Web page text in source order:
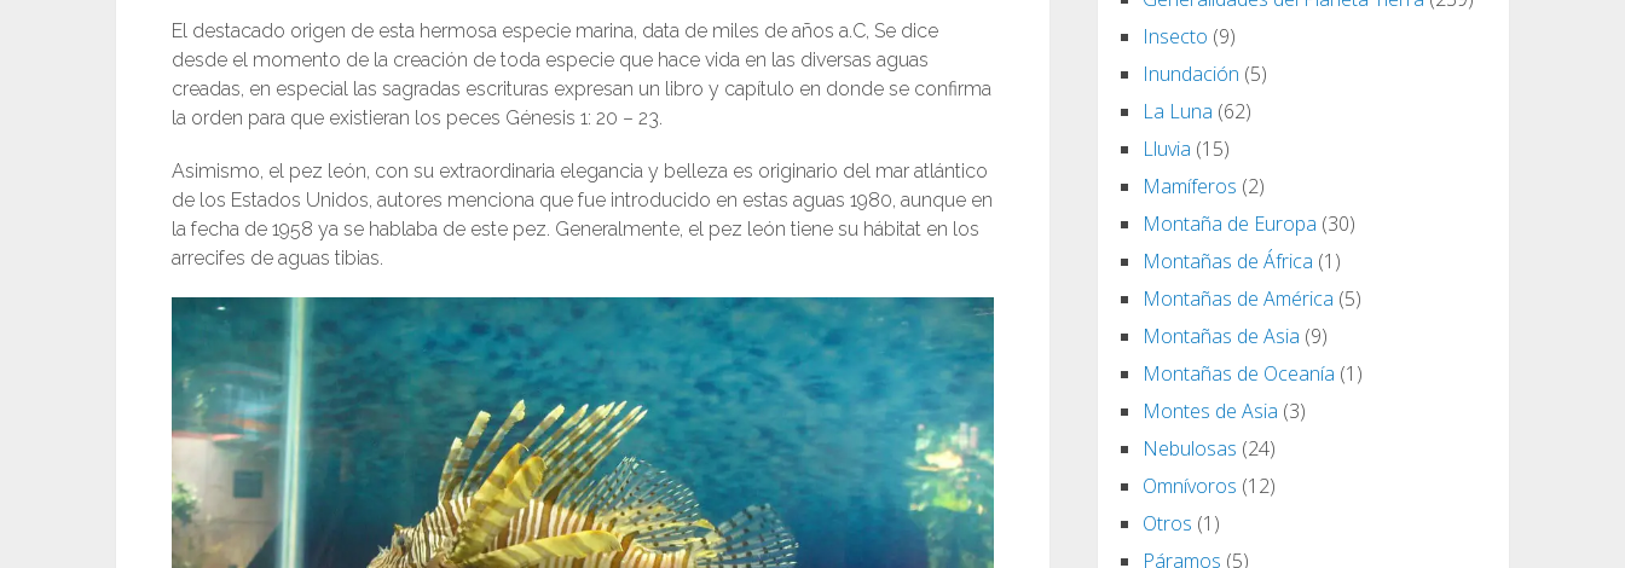
El destacado origen de esta hermosa especie marina, data de miles de años a.C, Se dice
desde el momento de la creación de toda especie que hace vida en las diversas aguas
creadas, en especial las sagradas escrituras expresan un libro y capítulo en donde se confirma
la orden para que existieran los peces Génesis 1: 20 – 23.
Asimismo, el pez león, con su extraordinaria elegancia y belleza es originario del mar atlántico
de los Estados Unidos, autores menciona que fue introducido en estas aguas 1980, aunque en
la fecha de 1958 ya se hablaba de este pez. Generalmente, el pez león tiene su hábitat en los
arrecifes de aguas tibias.
Insecto (9)
Inundación (5)
La Luna (62)
Lluvia (15)
Mamíferos (2)
Montaña de Europa (30)
Montañas de África (1)
Montañas de América (5)
Montañas de Asia (9)
Montañas de Oceanía (1)
Montes de Asia (3)
Nebulosas (24)
Omnívoros (12)
Otros (1)
Páramos (5)